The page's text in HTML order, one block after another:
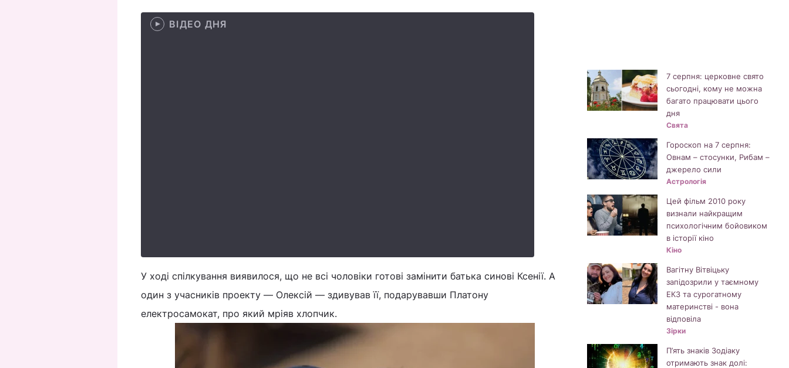
ВІДЕО ДНЯ
У ході спілкування виявилося, що не всі чоловіки готові замінити батька синові Ксенії. А
один з учасників проекту — Олексій — здивував її, подарувавши Платону
електросамокат, про який мріяв хлопчик.
7 серпня: церковне свято
сьогодні, кому не можна
багато працювати цього
дня
Свята
Гороскоп на 7 серпня:
Овнам – стосунки, Рибам –
джерело сили
Астрологія
Цей фільм 2010 року
визнали найкращим
психологічним бойовиком
в історії кіно
Кіно
Вагітну Вітвіцьку
запідозрили у таємному
ЕКЗ та сурогатному
материнстві - вона
відповіла
Зірки
П’ять знаків Зодіаку
отримають знак долі: